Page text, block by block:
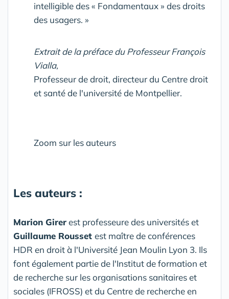
intelligible des « Fondamentaux » des droits
des usagers. »
Extrait de la préface du Professeur François
Vialla,
Professeur de droit, directeur du Centre droit
et santé de l'université de Montpellier.
Zoom sur les auteurs
Les auteurs :
Marion Girerest professeure des universités et
Guillaume Rousset est maître de conférences
HDR en droit à l'Université Jean Moulin Lyon 3. Ils
font également partie de l'Institut de formation et
de recherche sur les organisations sanitaires et
sociales (IFROSS) et du Centre de recherche en